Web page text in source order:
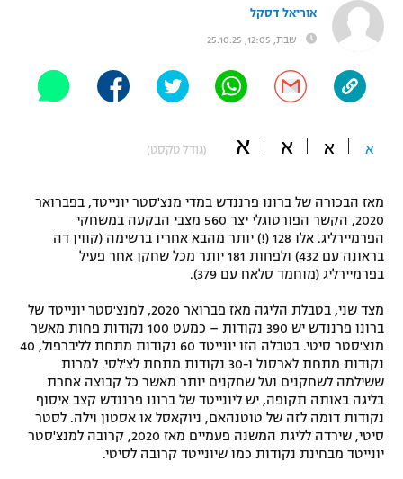
"מחצית בשכונה" – פודקאסט
משתתפים וזוכים בפרסים
תקנון משתתפים וזוכים בפרסים
תקנון עבור פעילות אלקטרה
תקנון עבור פעילות ספורט 1 – "מרלן"
גיימינג E-Sports
מדיניות פרטיות
תקנון פעילות ספורט 1
רשיון להקרנה פומבית לבית עסק
היאבקות WWE
ספורט מוטורי
כדורמים
בייסבול MLB
ספורט אתגרי ואקסטרים
אומנויות לחימה
גיימינג E-Sports
אוריאל דסקל
שבת, 12:05, 25.10.25
א א א א (גודל טקסט)
מאז הבכורה של ברונו פרננדש במדי מנצ'סטר יונייטד, בפברואר
2020, הקשר הפורטוגלי יצר 560 מצבי הבקעה במשחקי
הפרמיירליג. אלו 128 (!) יותר מהבא אחריו ברשימה (קווין דה
בראונה עם 432) ולפחות 181 יותר מכל שחקן אחר פעיל
בפרמיירליג (מוחמד סלאח עם 379).
מצד שני, בטבלת הליגה מאז פברואר 2020, למנצ'סטר יונייטד של
ברונו פרננדש יש 390 נקודות – כמעט 100 נקודות פחות מאשר
מנצ'סטר סיטי. בטבלה הזו יונייטד 60 נקודות מתחת לליברפול, 40
נקודות מתחת לארסנל ו-30 נקודות מתחת לצ'לסי. למרות
ששילמה לשחקנים ועל שחקנים יותר מאשר כל קבוצה אחרת
בליגה באותה תקופה, יש ליונייטד של ברונו פרננדש קצב איסוף
נקודות דומה לזה של טוטנהאם, ניוקאסל או אסטון וילה. לסטר
סיטי, שירדה לליגת המשנה פעמיים מאז 2020, קרובה למנצ'סטר
יונייטד מבחינת נקודות כמו שיונייטד קרובה לסיטי.